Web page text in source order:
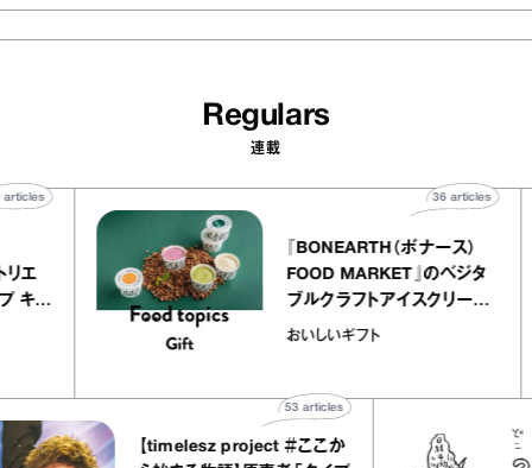
Regulars
連載
アトリエ
レープ キャ
40articles
『BONEARTH（ボナース）
FOOD MARKET』のベジタ
ブルクラフトアイスクリーム
｜真野知子の「おいしいギ
おいしいギフト
36articles
【timelesz project ＃ここか
articles